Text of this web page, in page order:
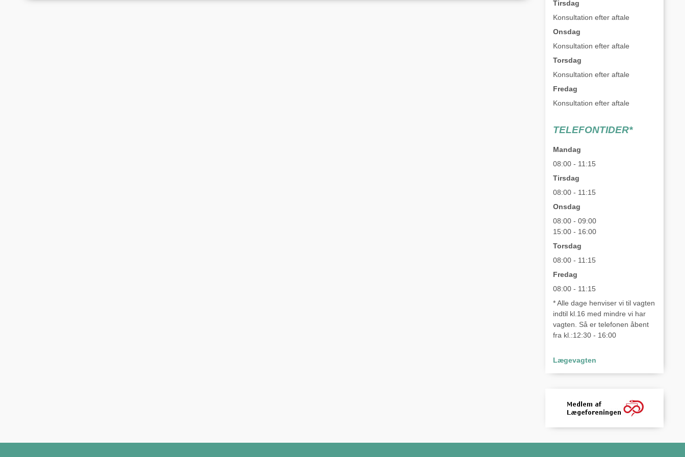
Tirsdag
Konsultation efter aftale
Onsdag
Konsultation efter aftale
Torsdag
Konsultation efter aftale
Fredag
Konsultation efter aftale
TELEFONTIDER*
Mandag
08:00 - 11:15
Tirsdag
08:00 - 11:15
Onsdag
08:00 - 09:00
15:00 - 16:00
Torsdag
08:00 - 11:15
Fredag
08:00 - 11:15
* Alle dage henviser vi til vagten
indtil kl.16 med mindre vi har
vagten. Så er telefonen åbent
fra kl.:12:30 - 16:00
Lægevagten